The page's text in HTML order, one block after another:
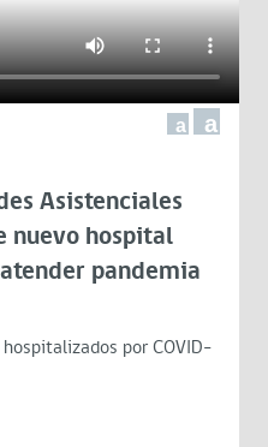
a a
Asistenciales
nuevo hospital
pandemia
por COVID-